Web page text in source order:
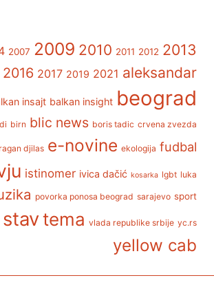
2007 2009 2010 2011 2012 2013
2016 2017 2019 2021 aleksandar
insajt balkan insight beograd
birn blic news boris tadic crvena zvezda
djilas e-novine ekologija fudbal
istinomer ivica dačić kosarka lgbt luka
povorka ponosa beograd sarajevo sport
stavtema vlada republike srbije yc.rs
yellow cab